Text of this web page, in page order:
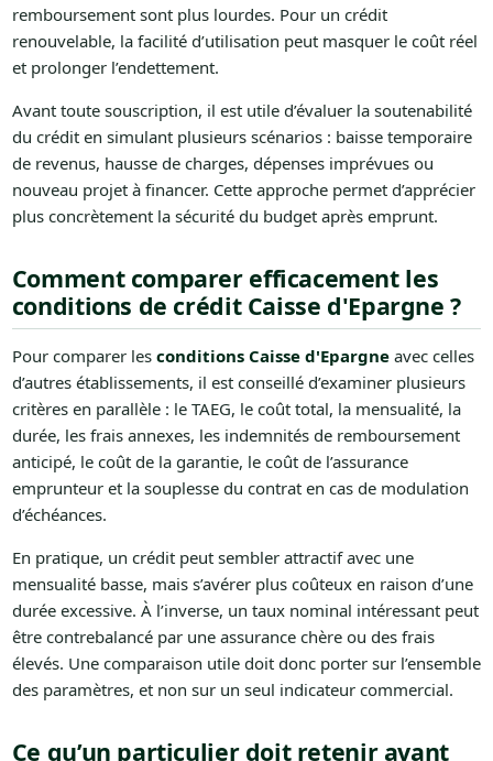
remboursement sont plus lourdes. Pour un crédit
renouvelable, la facilité d’utilisation peut masquer le coût réel
et prolonger l’endettement.
Avant toute souscription, il est utile d’évaluer la soutenabilité
du crédit en simulant plusieurs scénarios : baisse temporaire
de revenus, hausse de charges, dépenses imprévues ou
nouveau projet à financer. Cette approche permet d’apprécier
plus concrètement la sécurité du budget après emprunt.
Comment comparer efficacement les
conditions de crédit Caisse d'Epargne ?
Pour comparer les conditions Caisse d'Epargneavec celles
d’autres établissements, il est conseillé d’examiner plusieurs
critères en parallèle : le TAEG, le coût total, la mensualité, la
durée, les frais annexes, les indemnités de remboursement
anticipé, le coût de la garantie, le coût de l’assurance
emprunteur et la souplesse du contrat en cas de modulation
d’échéances.
En pratique, un crédit peut sembler attractif avec une
mensualité basse, mais s’avérer plus coûteux en raison d’une
durée excessive. À l’inverse, un taux nominal intéressant peut
être contrebalancé par une assurance chère ou des frais
élevés. Une comparaison utile doit donc porter sur l’ensemble
des paramètres, et non sur un seul indicateur commercial.
Ce qu’un particulier doit retenir avant